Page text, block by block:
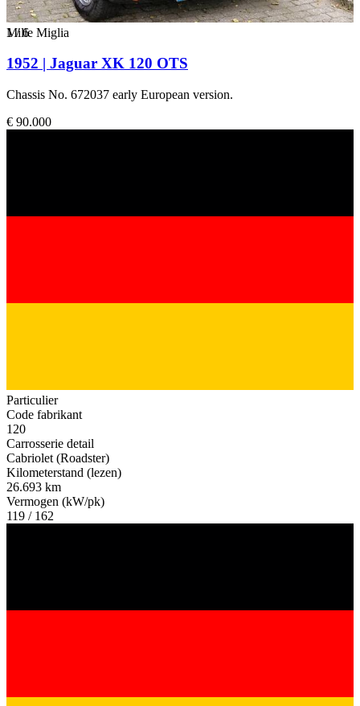
1/6
Mille Miglia
1952 | Jaguar XK 120 OTS
Chassis No. 672037 early European version.
€ 90.000
Particulier
Code fabrikant
120
Carrosserie detail
Cabriolet (Roadster)
Kilometerstand (lezen)
26.693 km
Vermogen (kW/pk)
119 / 162